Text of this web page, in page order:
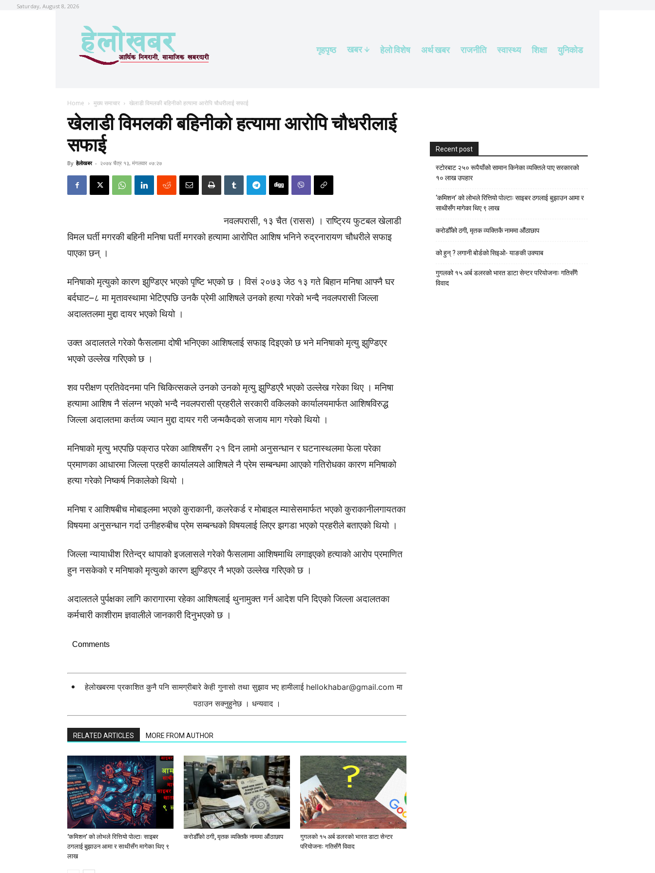
Saturday, August 8, 2026
गृहपृष्ठ खबर हेलाे विशेष अर्थ खबर राजनीति स्वास्थ्य शिक्षा युनिकोड
Home मुख्य समाचार खेलाडी विमलकी बहिनीको हत्यामा आरोपि चौधरीलाई सफाई
खेलाडी विमलकी बहिनीको हत्यामा आरोपि चौधरीलाई
सफाई
By हेलाेखबर - २०७४ चैत्र १३, मंगलवार ०७:२७
नवलपरासी, १३ चैत (रासस) । राष्ट्रिय फुटबल खेलाडी
विमल घर्ती मगरकी बहिनी मनिषा घर्ती मगरको हत्यामा आरोपित आशिष भनिने रुद्रनारायण चौधरीले सफाइ
पाएका छन् ।
मनिषाको मृत्युको कारण झुण्डिएर भएको पृष्टि भएको छ । विसं २०७३ जेठ १३ गते बिहान मनिषा आफ्नै घर
बर्दघाट–८ मा मृतावस्थामा भेटिएपछि उनकै प्रेमी आशिषले उनको हत्या गरेको भन्दै नवलपरासी जिल्ला
अदालतलमा मुद्दा दायर भएको थियो ।
उक्त अदालतले गरेको फैसलामा दोषी भनिएका आशिषलाई सफाइ दिइएको छ भने मनिषाको मृत्यु झुण्डिएर
भएको उल्लेख गरिएको छ ।
शव परीक्षण प्रतिवेदनमा पनि चिकित्सकले उनको उनको मृत्यु झुण्डिएरै भएको उल्लेख गरेका थिए । मनिषा
हत्यामा आशिष नै संलग्न भएको भन्दै नवलपरासी प्रहरीले सरकारी वकिलको कार्यालयमार्फत आशिषविरुद्ध
जिल्ला अदालतमा कर्तव्य ज्यान मुद्दा दायर गरी जन्मकैदको सजाय माग गरेको थियो ।
मनिषाको मृत्यु भएपछि पक्राउ परेका आशिषसँग २१ दिन लामो अनुसन्धान र घटनास्थलमा फेला परेका
प्रमाणका आधारमा जिल्ला प्रहरी कार्यालयले आशिषले नै प्रेम सम्बन्धमा आएको गतिरोधका कारण मनिषाको
हत्या गरेको निष्कर्ष निकालेको थियो ।
मनिषा र आशिषबीच मोबाइलमा भएको कुराकानी, कलरेकर्ड र मोबाइल म्यासेसमार्फत भएको कुराकानीलगायतका
विषयमा अनुसन्धान गर्दा उनीहरुबीच प्रेम सम्बन्धको विषयलाई लिएर झगडा भएको प्रहरीले बताएको थियो ।
जिल्ला न्यायाधीश रितेन्द्र थापाको इजलासले गरेको फैसलामा आशिषमाथि लगाइएको हत्याको आरोप प्रमाणित
हुन नसकेको र मनिषाको मृत्युको कारण झुण्डिएर नै भएको उल्लेख गरिएको छ ।
अदालतले पुर्पक्षका लागि कारागारमा रहेका आशिषलाई थुनामुक्त गर्न आदेश पनि दिएको जिल्ला अदालतका
कर्मचारी काशीराम ज्ञवालीले जानकारी दिनुभएको छ ।
Comments
हेलोखबरमा प्रकाशित कुनै पनि सामग्रीबारे केही गुनासो तथा सुझाव भए हामीलाई hellokhabar@gmail.com मा
पठाउन सक्नुहुनेछ । धन्यवाद ।
RELATED ARTICLES MORE FROM AUTHOR
‘कमिशन’ को लोभले रित्तियो पोल्टाः साइबर
ठगलाई बुझाउन आमा र साथीसँग मागेका थिए ९
लाख
करोडौँको ठगी, मृतक व्यक्तिकै नाममा औंठाछाप
गुगलको १५ अर्ब डलरको भारत डाटा सेन्टर
परियोजनाः गतिसँगै विवाद
Recent post
स्टाेरबाट २५० रूपैयाँको सामान किनेका व्यक्तिले पाए सरकारको
१० लाख उपहार
‘कमिशन’ को लोभले रित्तियो पोल्टाः साइबर ठगलाई बुझाउन आमा र
साथीसँग मागेका थिए ९ लाख
करोडौँको ठगी, मृतक व्यक्तिकै नाममा औंठाछाप
को हुन् ? लगानी बोर्डको सिइओ- याङकी उक्याब
गुगलको १५ अर्ब डलरको भारत डाटा सेन्टर परियोजनाः गतिसँगै
विवाद